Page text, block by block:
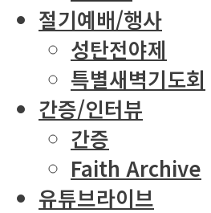
절기예배/행사
성탄전야제
특별새벽기도회
간증/인터뷰
간증
Faith Archive
유튜브라이브